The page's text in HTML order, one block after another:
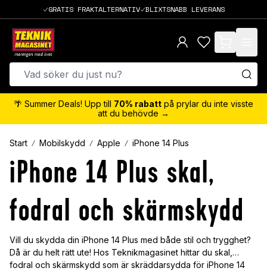
GRATIS FRAKTALTERNATIV BLIXTSNABB LEVERANS
items in cart,
🌴 Summer Deals! Upp till 70% rabatt på prylar du inte visste
att du behövde →
Start Mobilskydd Apple iPhone 14 Plus
iPhone 14 Plus skal,
fodral och skärmskydd
Vill du skydda din iPhone 14 Plus med både stil och trygghet?
Då är du helt rätt ute! Hos Teknikmagasinet hittar du skal,
fodral och skärmskydd som är skräddarsydda för iPhone 14